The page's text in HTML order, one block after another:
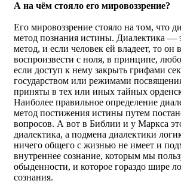
А на чём стояло его мировоззрение?
Его мировоззрение стояло на том, что
метод познания истины. Диалектика —
метод, и если человек ей владеет, то он
воспроизвести с ноля, в принципе,
если доступ к нему закрыть грифами
государством или режимами
приняты в тех или иных тайных
Наиболее правильное определение
метод постижения истины путем
вопросов. А вот в Библии и у Маркса
диалектика, а подмена диалектики
ничего общего с жизнью не имеет и
внутреннее сознание, которым мы
обыденности, и которое гораздо шире
сознания.